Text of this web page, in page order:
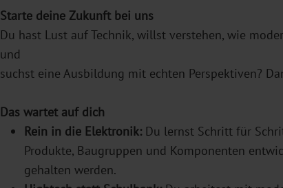
Starte deine Zukunft bei uns
Du hast Lust auf Technik, willst verstehen, wie
und
suchst eine Ausbildung mit echten Perspektiven?
Das wartet auf dich
Rein in die Elektronik: Du lernst Schritt für
Produkte, Baugruppen und Komponenten
gehalten werden.